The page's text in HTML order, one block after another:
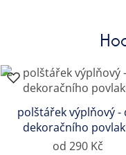
polštářek výplňový -
dekoračního
od 290 Kč